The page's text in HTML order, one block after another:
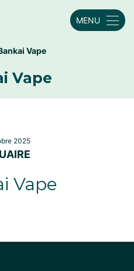
MENU
Vape
Vape
2025
Vape